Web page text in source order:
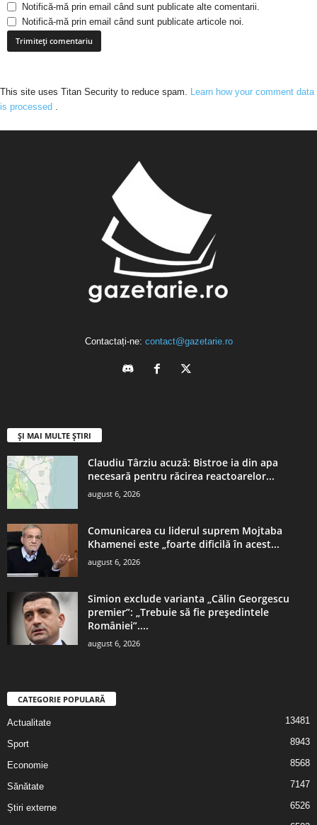
Notifică-mă prin email când sunt publicate alte comentarii.
Notifică-mă prin email când sunt publicate articole noi.
This site uses Titan Security to reduce spam. Learn how your comment data
is processed
Contactați-ne: contact@gazetarie.ro
ȘI MAI MULTE ȘTIRI
Claudiu Târziu acuză: Bistroe ia din apa
necesară pentru răcirea reactoarelor...
august 6, 2026
Comunicarea cu liderul suprem Mojtaba
Khamenei este „foarte dificilă în acest...
august 6, 2026
Simion exclude varianta „Călin Georgescu
premier”: „Trebuie să fie președintele
României”....
august 6, 2026
CATEGORIE POPULARĂ
Actualitate 13481
Sport 8943
Economie 8568
Sănătate 7147
Știri externe 6526